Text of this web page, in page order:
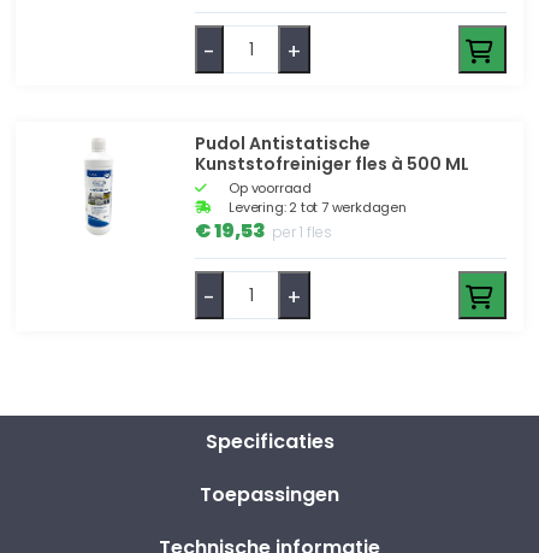
- +
Pudol Antistatische
Kunststofreiniger fles à 500 ML
Op voorraad
Levering: 2 tot 7 werkdagen
€ 19,53 per 1 fles
- +
Specificaties
Toepassingen
Technische informatie